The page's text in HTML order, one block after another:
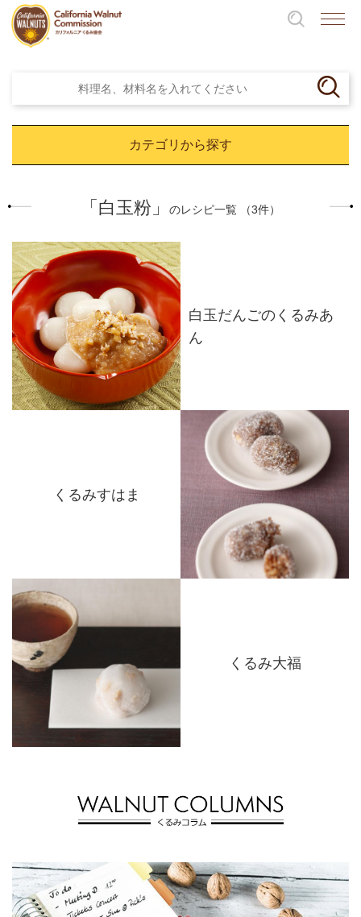
カテゴリから探す
「白玉粉」 のレシピ一覧 （3件）
白玉だんごのくるみあ
ん
くるみすはま
くるみ大福